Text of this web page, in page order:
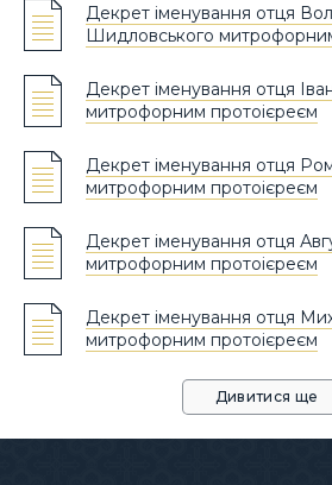
Декрет іменування отця
Шидловського
Декрет іменування отця
митрофорним протоієреєм
Декрет іменування отця
митрофорним протоієреєм
Декрет іменування отця
митрофорним протоієреєм
Декрет іменування отця
митрофорним протоієреєм
Дивитися ще